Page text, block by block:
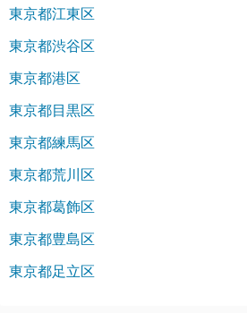
東京都江東区
東京都渋谷区
東京都港区
東京都目黒区
東京都練馬区
東京都荒川区
東京都葛飾区
東京都豊島区
東京都足立区